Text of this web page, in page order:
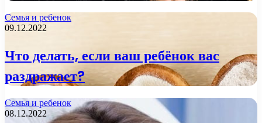
Семья и ребенок
09.12.2022
Что делать, если ваш ребёнок вас
раздражает?
Семья и ребенок
08.12.2022